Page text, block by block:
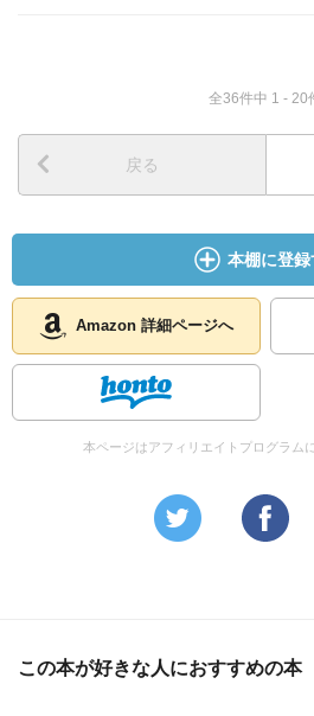
全36件中 1 - 20
戻る
本棚に登録
Amazon 詳細ページへ
本ページはアフィリエイトプログラム
この本が好きな人におすすめの本